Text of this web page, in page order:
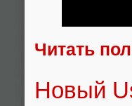
Читать
Новый